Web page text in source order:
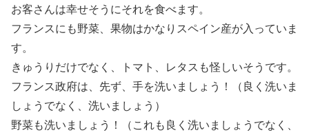
お客さんは幸せそうにそれを食べます。
フランスにも野菜、果物はかなりスペイン産が入っていま
す。
きゅうりだけでなく、トマト、レタスも怪しいそうです。
フランス政府は、先ず、手を洗いましょう！（良く洗いま
しょうでなく、洗いましょう）
野菜も洗いましょう！（これも良く洗いましょうでなく、